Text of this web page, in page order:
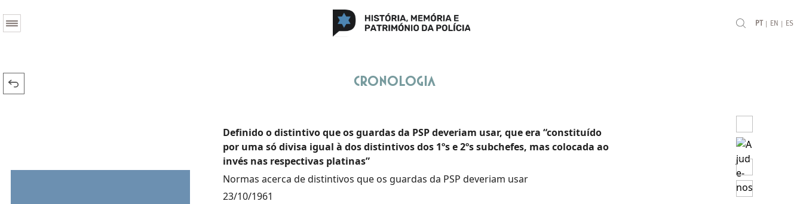
PT | EN | ES
Cronologia
Definido o distintivo que os guardas da PSP deveriam usar, que era “constituído
por uma só divisa igual à dos distintivos dos 1ºs e 2ºs subchefes, mas colocada ao
invés nas respectivas platinas”
Normas acerca de distintivos que os guardas da PSP deveriam usar
23/10/1961